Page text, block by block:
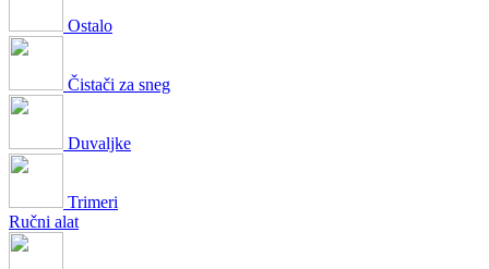
Ostalo
Čistači za sneg
Duvaljke
Trimeri
Ručni alat